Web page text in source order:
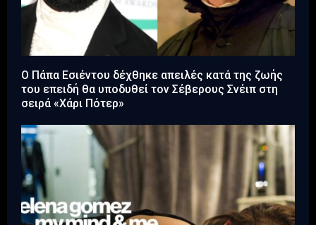
Ο Πάπα Εσιέντου δέχθηκε απειλές κατά της ζωής
του επειδή θα υποδυθεί τον Σέβερους Σνέιπ στη
σειρά «Χάρι Πότερ»